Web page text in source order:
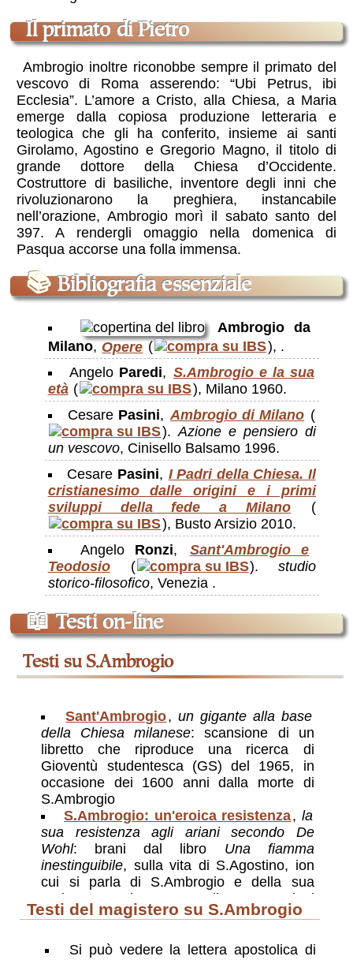
Il primato di Pietro
Ambrogio inoltre riconobbe sempre il primato del
vescovo di Roma asserendo: “Ubi Petrus, ibi
Ecclesia”. L’amore a Cristo, alla Chiesa, a Maria
emerge dalla copiosa produzione letteraria e
teologica che gli ha conferito, insieme ai santi
Girolamo, Agostino e Gregorio Magno, il titolo di
grande dottore della Chiesa d’Occidente.
Costruttore di basiliche, inventore degli inni che
rivoluzionarono la preghiera, instancabile
nell’orazione, Ambrogio morì il sabato santo del
397. A rendergli omaggio nella domenica di
Pasqua accorse una folla immensa.
📚 Bibliografia essenziale
Ambrogio da
Milano, Opere (
), .
Angelo Paredi, S.Ambrogio e la sua
età (
), Milano 1960.
Cesare Pasini, Ambrogio di Milano (
).Azione e pensiero di
un vescovo, Cinisello Balsamo 1996.
Cesare Pasini, I Padri della Chiesa. Il
cristianesimo dalle origini e i primi
sviluppi della fede a Milano
(
), Busto Arsizio 2010.
Angelo Ronzi,
Sant'Ambrogio e
Teodosio ( ). studio
storico-filosofico, Venezia .
📖 Testi on-line
testi su S.Ambrogio
Sant'Ambrogio,un gigante alla base
della Chiesa milanese: scansione di un
libretto che riproduce una ricerca di
Gioventù studentesca (GS) del 1965, in
occasione dei 1600 anni dalla morte di
S.Ambrogio
S.Ambrogio: un'eroica resistenza, la
sua resistenza agli ariani secondo De
Wohl: brani dal libro Una fiamma
inestinguibile, sulla vita di S.Agostino, ion
cui si parla di S.Ambrogio e della sua
eroica resistenza alle pressioni
dell'imperatrice madre, Giustina, di fede
Ambrogio: verita e bontà ,Mai acida la
testi del magistero su S.Ambrogio
Si può vedere la lettera apostolica di